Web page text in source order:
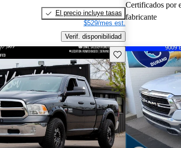
El precio incluye tasas
$529/mes est.
Verif. disponibilidad
Certificados por
fabricante
Guarda este Aviso